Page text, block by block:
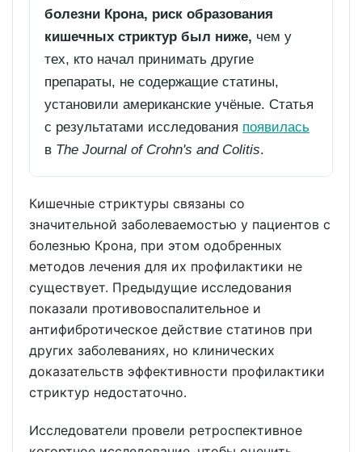
болезни Крона, риск образования
кишечных стриктур был ниже, чем у
тех, кто начал принимать другие
препараты, не содержащие статины,
установили американские учёные. Статья
с результатами исследования появилась
в The Journal of Crohn's and Colitis.
Кишечные стриктуры связаны со
значительной заболеваемостью у пациентов с
болезнью Крона, при этом одобренных
методов лечения для их профилактики не
существует. Предыдущие исследования
показали противовоспалительное и
антифибротическое действие статинов при
других заболеваниях, но клинических
доказательств эффективности профилактики
стриктур недостаточно.
Исследователи провели ретроспективное